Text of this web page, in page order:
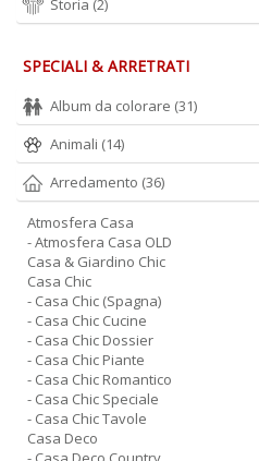
Storia (2)
SPECIALI & ARRETRATI
Album da colorare (31)
Animali (14)
Arredamento (36)
Atmosfera Casa
- Atmosfera Casa OLD
Casa & Giardino Chic
Casa Chic
- Casa Chic (Spagna)
- Casa Chic Cucine
- Casa Chic Dossier
- Casa Chic Piante
- Casa Chic Romantico
- Casa Chic Speciale
- Casa Chic Tavole
Casa Deco